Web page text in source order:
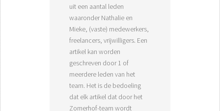
uit een aantal leden
waaronder Nathalie en
Mieke, (vaste) medewerkers,
freelancers, vrijwilligers. Een
artikel kan worden
geschreven door 1 of
meerdere leden van het
team. Het is de bedoeling
dat elk artikel dat door het
Zomerhof-team wordt